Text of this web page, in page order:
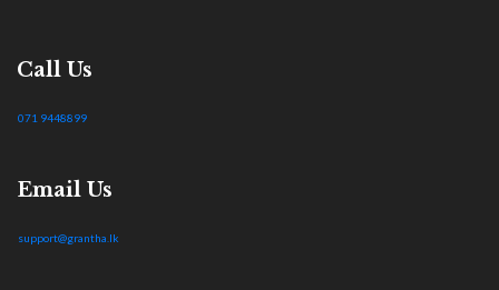
Call Us
071 9448899
Email Us
support@grantha.lk